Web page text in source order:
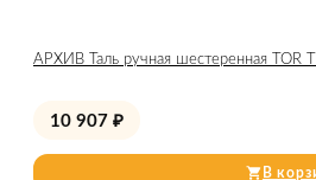
АРХИВ Таль ручная шестеренная
10 907 ₽
В